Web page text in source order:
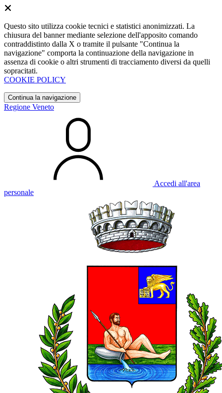
Questo sito utilizza cookie tecnici e statistici anonimizzati. La
chiusura del banner mediante selezione dell'apposito comando
contraddistinto dalla X o tramite il pulsante "Continua la
navigazione" comporta la continuazione della navigazione in
assenza di cookie o altri strumenti di tracciamento diversi da quelli
sopracitati.
COOKIE POLICY
Continua la navigazione
Regione Veneto
Accedi all'area
personale